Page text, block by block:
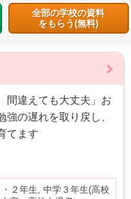
全部の学校の資料
をもらう(無料)
間違えても大丈夫」お
強の遅れを取り戻し、
てます
２年生, 中学３年生(高校